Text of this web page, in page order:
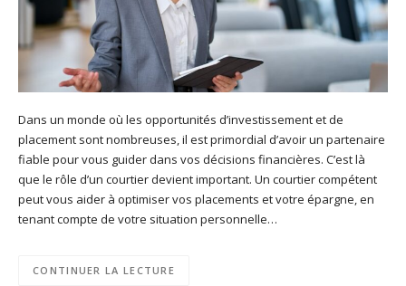
Dans un monde où les opportunités d’investissement et de
placement sont nombreuses, il est primordial d’avoir un partenaire
fiable pour vous guider dans vos décisions financières. C’est là
que le rôle d’un courtier devient important. Un courtier compétent
peut vous aider à optimiser vos placements et votre épargne, en
tenant compte de votre situation personnelle…
CONTINUER LA LECTURE